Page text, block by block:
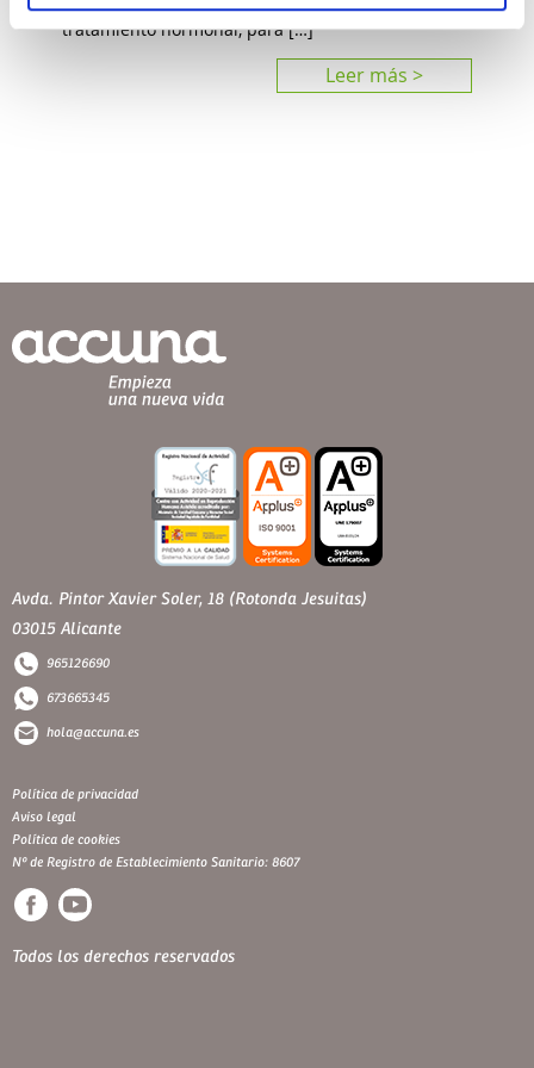
estimulación ovárica de la paciente mediante
tratamiento hormonal, para […]
Leer más >
Avda. Pintor Xavier Soler, 18 (Rotonda Jesuitas)
03015 Alicante
965126690
673665345
hola@accuna.es
Política de privacidad
Aviso legal
Política de cookies
Nº de Registro de Establecimiento Sanitario: 8607
Todos los derechos reservados